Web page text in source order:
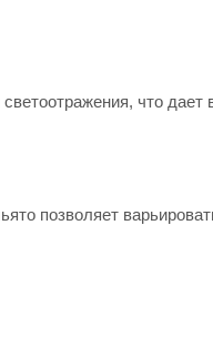
что дает
позволяет